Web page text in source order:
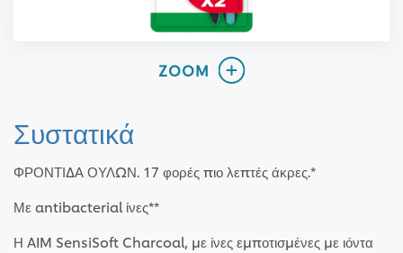
Συστατικά
ΦΡΟΝΤΙΔΑ ΟΥΛΩΝ. 17 φορές πιο λεπτές άκρες.*
Με antibacterial ίνες**
Η AIM SensiSoft Charcoal, με ίνες εμποτισμένες με ιόντα